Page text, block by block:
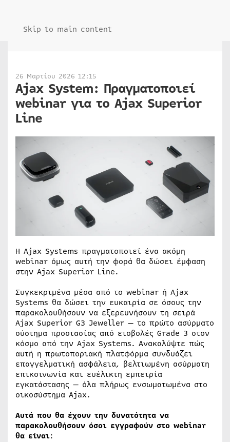
Skip to main content
26 Μαρτίου 2026 12:15
Ajax System: Πραγματοποιεί
webinar για το Ajax Superior
Line
Η Ajax Systems πραγματοποιεί ένα ακόμη
webinar όμως αυτή την φορά θα δώσει έμφαση
στην Ajax Superior Line.
Συγκεκριμένα μέσα από το webinar ή Ajax
Systems θα δώσει την ευκαιρία σε όσους την
παρακολουθήσουν να εξερευνήσουν τη σειρά
Ajax Superior G3 Jeweller — το πρώτο ασύρματο
σύστημα προστασίας από εισβολές Grade 3 στον
κόσμο από την Ajax Systems. Ανακαλύψτε πώς
αυτή η πρωτοποριακή πλατφόρμα συνδυάζει
επαγγελματική ασφάλεια, βελτιωμένη ασύρματη
επικοινωνία και ευέλικτη εμπειρία
εγκατάστασης — όλα πλήρως ενσωματωμένα στο
οικοσύστημα Ajax.
Αυτά που θα έχουν την δυνατότητα να
παρακολουθήσουν όσοι εγγραφούν στο webinar
θα είναι: